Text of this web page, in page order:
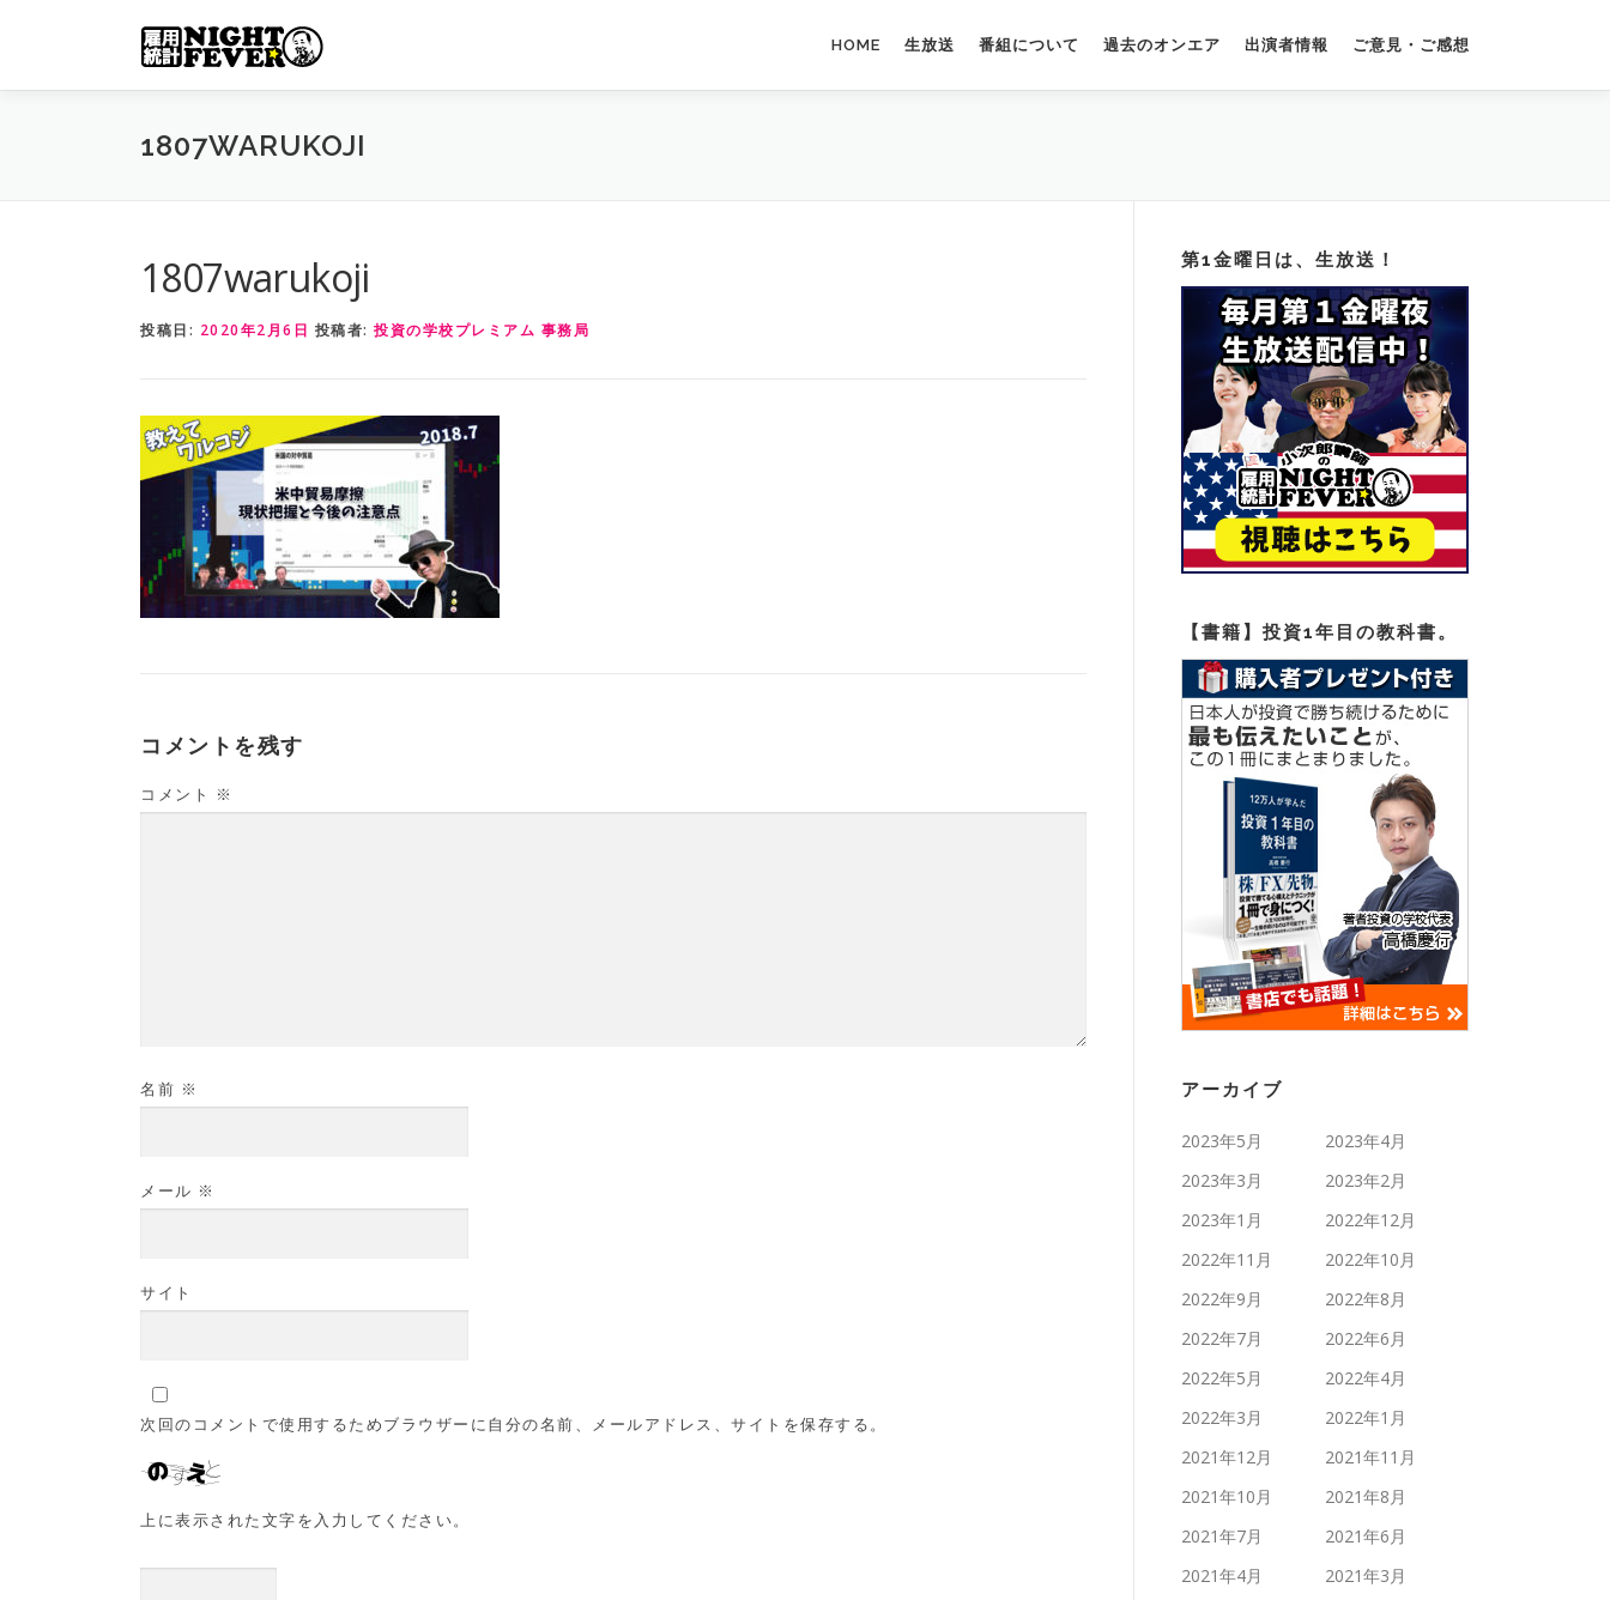
HOME 生放送 番組について 過去のオンエア 出演者情報 ご意見・ご感想
1807WARUKOJI
1807warukoji
投稿日: 2020年2月6日 投稿者: 投資の学校プレミアム 事務局
コメントを残す
コメント ※
名前 ※
メール ※
サイト
次回のコメントで使用するためブラウザーに自分の名前、メールアドレス、サイトを保存する。
上に表示された文字を入力してください。
第1金曜日は、生放送！
【書籍】投資1年目の教科書。
アーカイブ
2023年5月
2023年4月
2023年3月
2023年2月
2023年1月
2022年12月
2022年11月
2022年10月
2022年9月
2022年8月
2022年7月
2022年6月
2022年5月
2022年4月
2022年3月
2022年1月
2021年12月
2021年11月
2021年10月
2021年8月
2021年7月
2021年6月
2021年4月
2021年3月